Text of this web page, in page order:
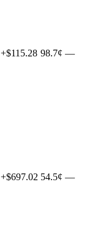
+$115.28 98.7¢ —
+$697.02 54.5¢ —